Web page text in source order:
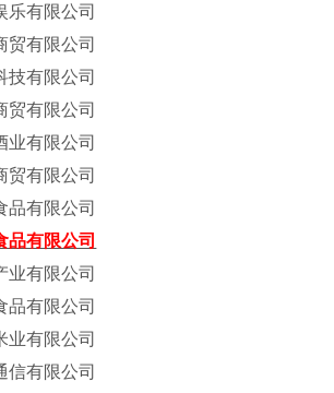
乐有限公司
贸有限公司
技有限公司
贸有限公司
业有限公司
贸有限公司
品有限公司
品有限公司
业有限公司
品有限公司
业有限公司
信有限公司